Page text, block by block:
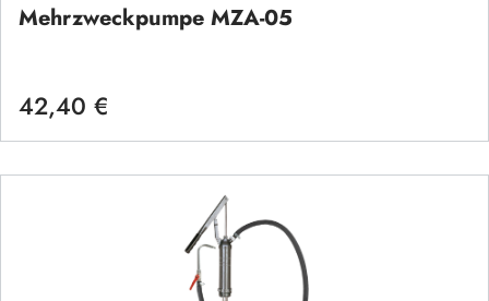
Mehrzweckpumpe MZA-05
Regulärer Preis:
42,40 €